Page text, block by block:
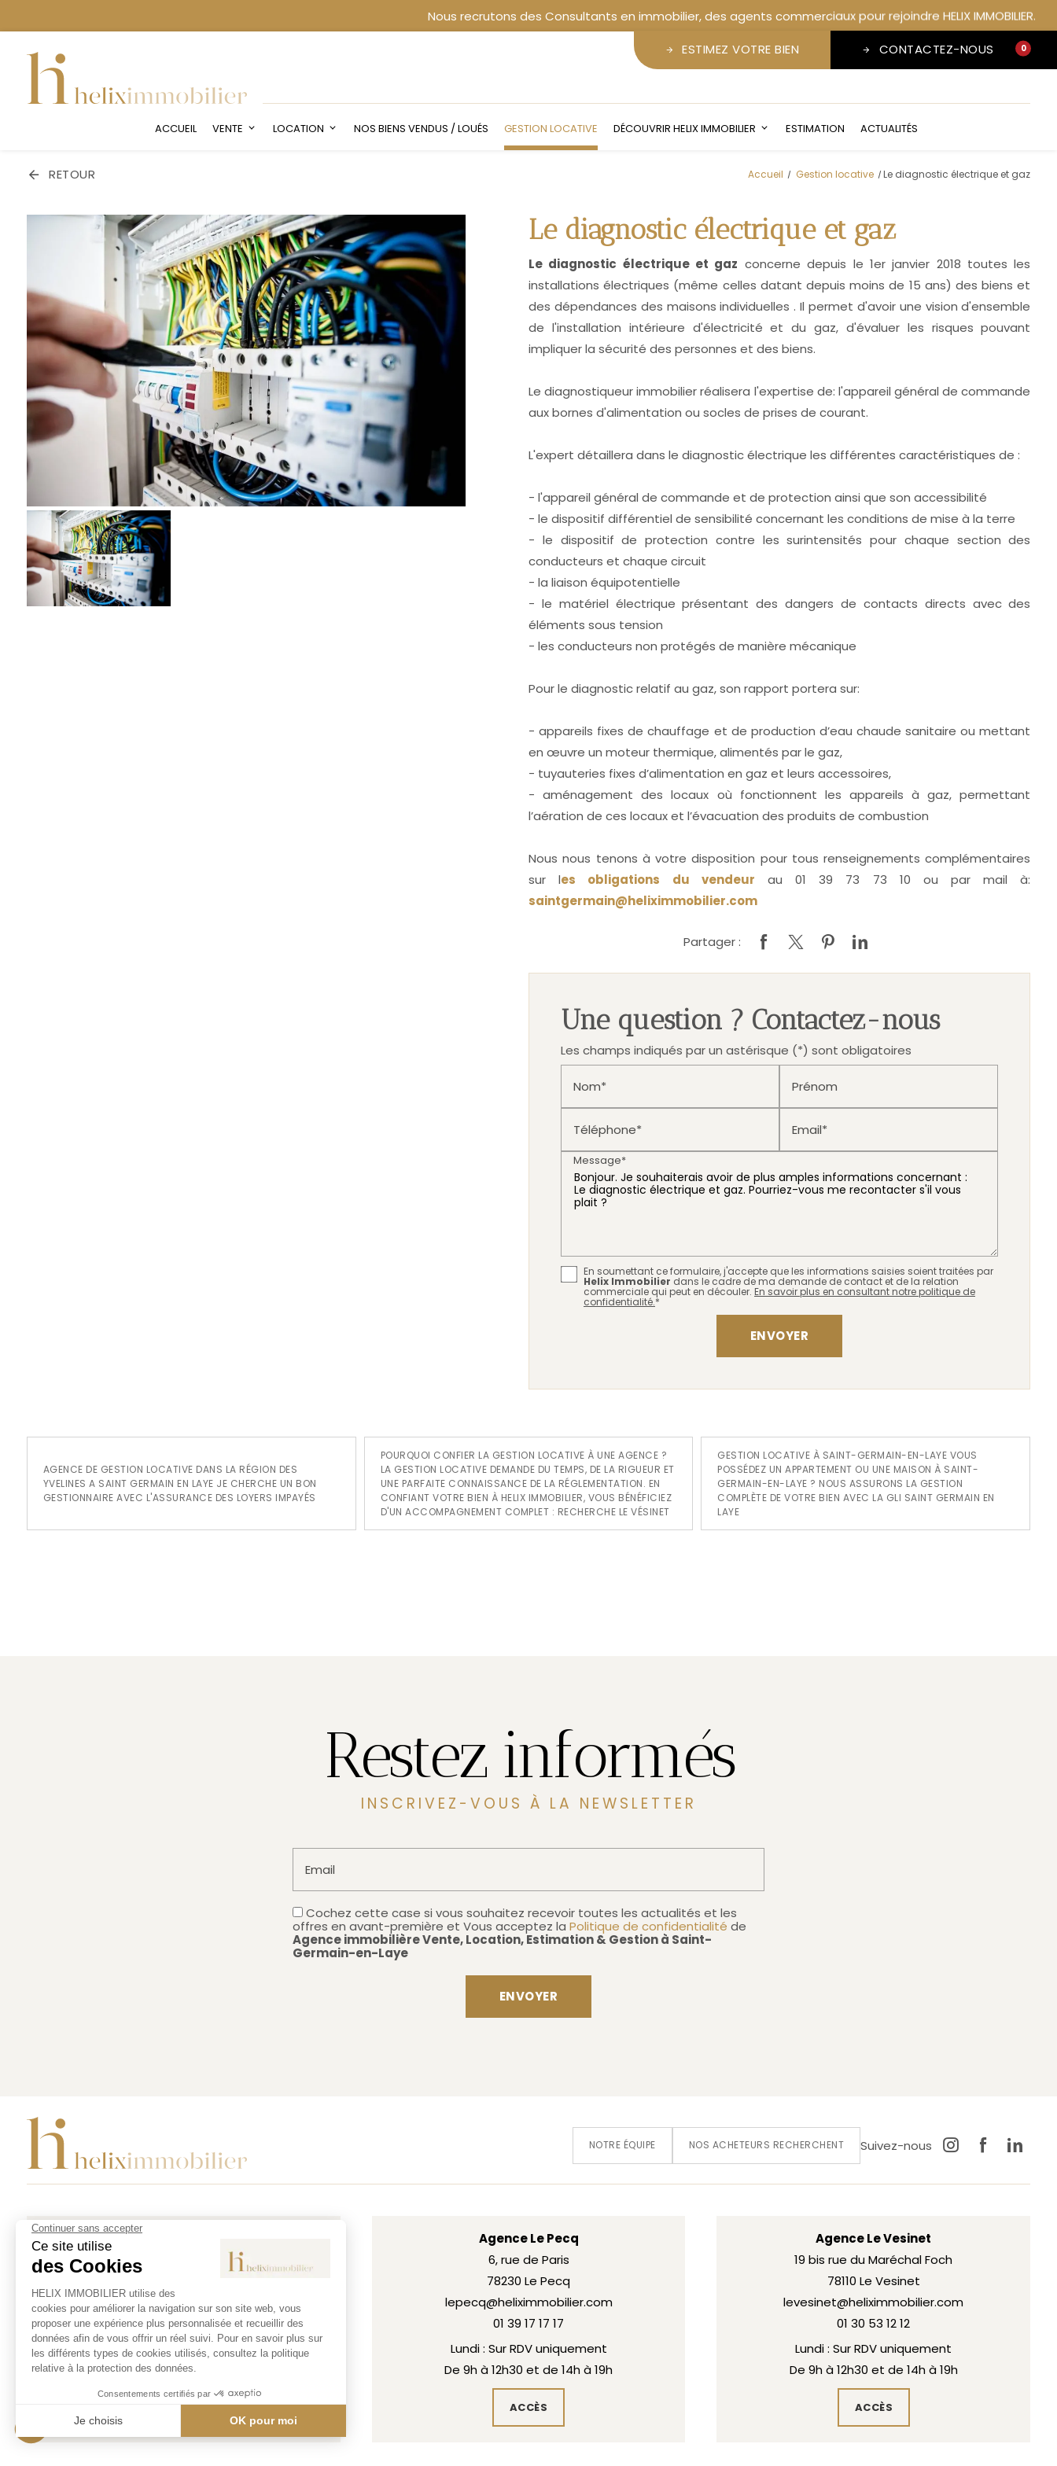
ESTIMEZ VOTRE BIEN CONTACTEZ-NOUS favorite
0
ACCUEIL VENTE LOCATION NOS BIENS VENDUS / LOUÉS GESTION LOCATIVE DÉCOUVRIR HELIX IMMOBILIER ESTIMATION ACTUALITÉS
Accueil Gestion locative Le diagnostic électrique et gaz
RETOUR
Le diagnostic électrique et gaz
Le diagnostic électrique et gaz concerne depuis le 1er janvier 2018 toutes les
installations électriques (même celles datant depuis moins de 15 ans) des biens et
des dépendances des maisons individuelles . Il permet d'avoir une vision d'ensemble
de l'installation intérieure d'électricité et du gaz, d'évaluer les risques pouvant
impliquer la sécurité des personnes et des biens.
Le diagnostiqueur immobilier réalisera l'expertise de: l'appareil général de commande
aux bornes d'alimentation ou socles de prises de courant.
L'expert détaillera dans le diagnostic électrique les différentes caractéristiques de :
- l'appareil général de commande et de protection ainsi que son accessibilité
- le dispositif différentiel de sensibilité concernant les conditions de mise à la terre
- le dispositif de protection contre les surintensités pour chaque section des
conducteurs et chaque circuit
- la liaison équipotentielle
- le matériel électrique présentant des dangers de contacts directs avec des
éléments sous tension
- les conducteurs non protégés de manière mécanique
Pour le diagnostic relatif au gaz, son rapport portera sur:
- appareils fixes de chauffage et de production d’eau chaude sanitaire ou mettant
en œuvre un moteur thermique, alimentés par le gaz,
- tuyauteries fixes d’alimentation en gaz et leurs accessoires,
- aménagement des locaux où fonctionnent les appareils à gaz, permettant
l’aération de ces locaux et l’évacuation des produits de combustion
Nous nous tenons à votre disposition pour tous renseignements complémentaires
sur les obligations du vendeur au 01 39 73 73 10 ou par mail à:
saintgermain@heliximmobilier.com
Partager :
Une question ? Contactez-nous
Les champs indiqués par un astérisque (*) sont obligatoires
Nom* Prénom
Téléphone* Email*
Message*
En soumettant ce formulaire, j'accepte que les informations saisies soient traitées par
Helix Immobilier dans le cadre de ma demande de contact et de la relation
commerciale qui peut en découler. En savoir plus en consultant notre politique de
confidentialité.*
AGENCE DE GESTION LOCATIVE DANS LA RÉGION DES
YVELINES A SAINT GERMAIN EN LAYE JE CHERCHE UN BON
GESTIONNAIRE AVEC L'ASSURANCE DES LOYERS IMPAYÉS
POURQUOI CONFIER LA GESTION LOCATIVE À UNE AGENCE ?
LA GESTION LOCATIVE DEMANDE DU TEMPS, DE LA RIGUEUR ET
UNE PARFAITE CONNAISSANCE DE LA RÉGLEMENTATION. EN
CONFIANT VOTRE BIEN À HELIX IMMOBILIER, VOUS BÉNÉFICIEZ
D'UN ACCOMPAGNEMENT COMPLET : RECHERCHE LE VÉSINET
GESTION LOCATIVE À SAINT-GERMAIN-EN-LAYE VOUS
POSSÉDEZ UN APPARTEMENT OU UNE MAISON À SAINT-
GERMAIN-EN-LAYE ? NOUS ASSURONS LA GESTION
COMPLÈTE DE VOTRE BIEN AVEC LA GLI SAINT GERMAIN EN
LAYE
Restez informés
INSCRIVEZ-VOUS À LA NEWSLETTER
Email
Cochez cette case si vous souhaitez recevoir toutes les actualités et les
offres en avant-première et Vous acceptez la Politique de confidentialité de
Agence immobilière Vente, Location, Estimation & Gestion à Saint-
Germain-en-Laye
Suivez-nous
NOTRE ÉQUIPE NOS ACHETEURS RECHERCHENT
Agence Saint Germain en Laye - Immobilier
5 rue de la République
78100 Saint Germain en Laye
saintgermain@heliximmobilier.com
01 39 73 73 10
Lundi : Sur RDV uniquement
De 9h à 12h30 et de 14h à 19h
ACCÈS
Agence Le Pecq
6, rue de Paris
78230 Le Pecq
lepecq@heliximmobilier.com
01 39 17 17 17
Lundi : Sur RDV uniquement
De 9h à 12h30 et de 14h à 19h
ACCÈS
Agence Le Vesinet
19 bis rue du Maréchal Foch
78110 Le Vesinet
levesinet@heliximmobilier.com
01 30 53 12 12
Lundi : Sur RDV uniquement
De 9h à 12h30 et de 14h à 19h
ACCÈS